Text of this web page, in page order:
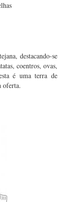
destacando-se
coentros, ovas,
é uma terra de
oferta.